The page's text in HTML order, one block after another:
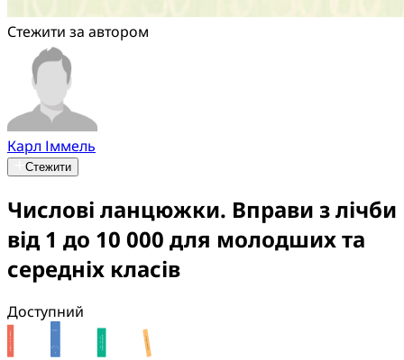
Стежити за автором
Карл Іммель
Стежити
Числові ланцюжки. Вправи з лічби
від 1 до 10 000 для молодших та
середніх класів
Доступний